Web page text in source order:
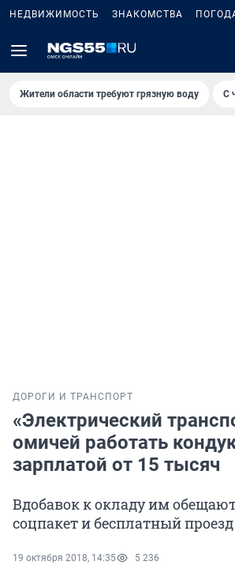
НЕДВИЖИМОСТЬ ЗНАКОМСТВА
Жители области требуют грязную воду С
ДОРОГИ И ТРАНСПОРТ
«Электрический
омичей работать
зарплатой от 15 тысяч
Вдобавок к окладу им
соцпакет и бесплатный
19 октября 2018, 14:35 5 236